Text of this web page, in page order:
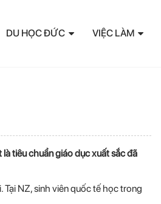
DU HỌC ĐỨC VIỆC LÀM
tiêu chuẩn giáo dục xuất sắc đã
NZ, sinh viên quốc tế học trong